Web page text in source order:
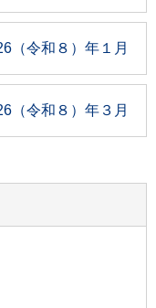
（令和８）年１月
（令和８）年３月